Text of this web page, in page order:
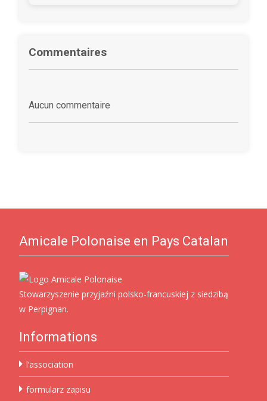
Commentaires
Aucun commentaire
Amicale Polonaise en Pays Catalan
Stowarzyszenie przyjaźni polsko-francuskiej z siedzibą
w Perpignan.
Informations
l’association
formularz zapisu